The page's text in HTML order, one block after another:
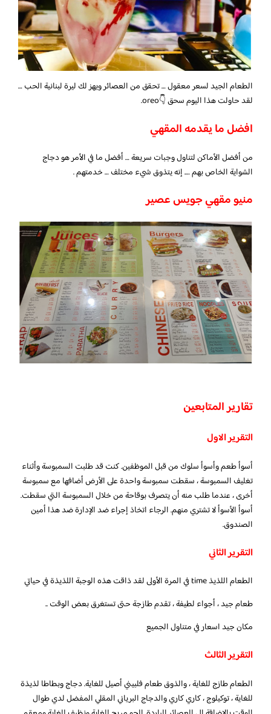
الطعام الجيد لسعر معقول … تحقق من العصائر ويهز لك ليرة لبنانية الحب …
لقد حاولت هذا اليوم سحق 👇oreo.
افضل ما يقدمه المقهي
من أفضل الأماكن لتناول وجبات سريعة … أفضل ما في الأمر هو دجاج
الشواية الخاص بهم …. إنه يتذوق شيء مختلف … خدمتهم .
منيو مقهي جويس عصير
تقارير المتابعين
التقرير الاول
أسوأ طعم وأسوأ سلوك من قبل الموظفين. كنت قد طلبت السمبوسة وأثناء
تغليف السمبوسة ، سقطت سمبوسة واحدة على الأرض أضافها مع سمبوسة
أخرى ، عندما طلب منه أن يتصرف بوقاحة من خلال السمبوسة التي سقطت.
أسوأ الأسوأ لا تشتري منهم. الرجاء اتخاذ إجراء ضد الإدارة ضد هذا أمين
الصندوق.
التقرير الثاني
الطعام اللذيذ time في المرة الأولى لقد ذاقت هذه الوجبة اللذيذة في حياتي
طعام جيد ، أجواء لطيفة ، تقدم طازجة حتى تستغرق بعض الوقت ..
مكان جيد اسعار في متناول الجميع
التقرير الثالث
الطعام طازج للغاية ، والذوق طعام فلبيني أصيل للغاية. دجاج وبطاطا لذيذة
للغاية ، توكيلوج ، كاري كاري والدجاج البرياني المقلي المفضل لدي طوال